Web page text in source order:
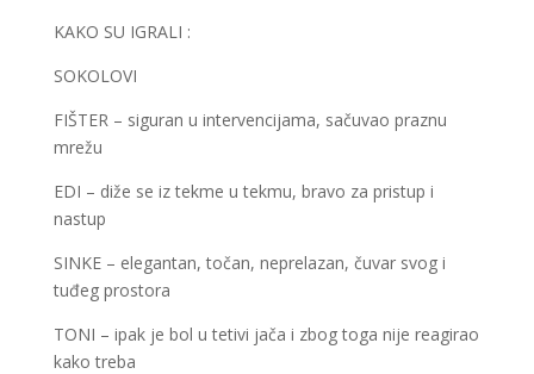
KAKO SU IGRALI :
SOKOLOVI
FIŠTER – siguran u intervencijama, sačuvao praznu
mrežu
EDI – diže se iz tekme u tekmu, bravo za pristup i
nastup
SINKE – elegantan, točan, neprelazan, čuvar svog i
tuđeg prostora
TONI – ipak je bol u tetivi jača i zbog toga nije reagirao
kako treba